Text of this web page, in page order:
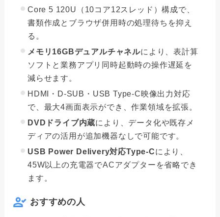
Core 5 120U（10コア12スレッド）構成で、
書類作成とブラウザ併用時の処理待ちを抑え
る。
メモリ16GBデュアルチャネルにより、表計算
ソフトと業務アプリ同時起動時の操作遅延を
減らせます。
HDMI・D-SUB・USB Type-C映像出力対応
で、最大4画面表示ができ、作業領域を拡張。
DVDドライブ内蔵により、データ化や既存メ
ディアの活用が追加機器なしで可能です。
USB Power Delivery対応Type-Cにより、
45W以上の充電器でACアダプターを省略でき
ます。
おすすめの人